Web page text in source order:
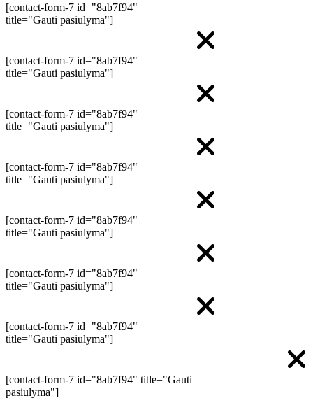
[contact-form-7 id="8ab7f94"
title="Gauti pasiulyma"]
[contact-form-7 id="8ab7f94"
title="Gauti pasiulyma"]
[contact-form-7 id="8ab7f94"
title="Gauti pasiulyma"]
[contact-form-7 id="8ab7f94"
title="Gauti pasiulyma"]
[contact-form-7 id="8ab7f94"
title="Gauti pasiulyma"]
[contact-form-7 id="8ab7f94"
title="Gauti pasiulyma"]
[contact-form-7 id="8ab7f94"
title="Gauti pasiulyma"]
[contact-form-7 id="8ab7f94" title="Gauti
pasiulyma"]